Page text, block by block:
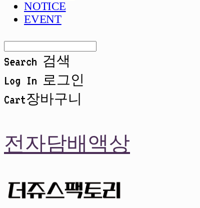
NOTICE
EVENT
Search 검색
Log In 로그인
Cart장바구니
전자담배액상